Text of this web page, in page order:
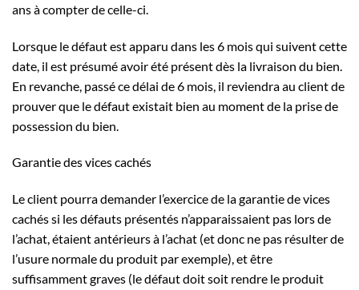
ans à compter de celle-ci.
Lorsque le défaut est apparu dans les 6 mois qui suivent cette
date, il est présumé avoir été présent dès la livraison du bien.
En revanche, passé ce délai de 6 mois, il reviendra au client de
prouver que le défaut existait bien au moment de la prise de
possession du bien.
Garantie des vices cachés
Le client pourra demander l’exercice de la garantie de vices
cachés si les défauts présentés n’apparaissaient pas lors de
l’achat, étaient antérieurs à l’achat (et donc ne pas résulter de
l’usure normale du produit par exemple), et être
suffisamment graves (le défaut doit soit rendre le produit